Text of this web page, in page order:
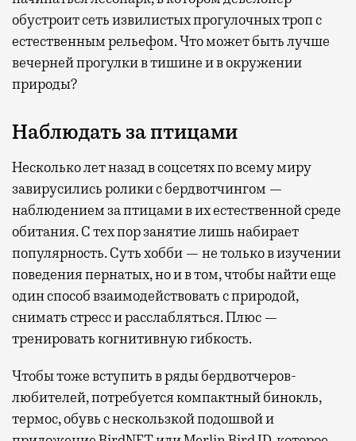
обустроит сеть извилистых прогулочных троп с
естественным рельефом. Что может быть лучше
вечерней прогулки в тишине и в окружении
природы?
Наблюдать за птицами
Несколько лет назад в соцсетях по всему миру
завирусились ролики с бердвотчингом —
наблюдением за птицами в их естественной среде
обитания. С тех пор занятие лишь набирает
популярность. Суть хобби — не только в изучении
поведения пернатых, но и в том, чтобы найти еще
один способ взаимодействовать с природой,
снимать стресс и расслабляться. Плюс —
тренировать когнитивную гибкость.
Чтобы тоже вступить в ряды бердвотчеров-
любителей, потребуется компактный бинокль,
термос, обувь с нескользкой подошвой и